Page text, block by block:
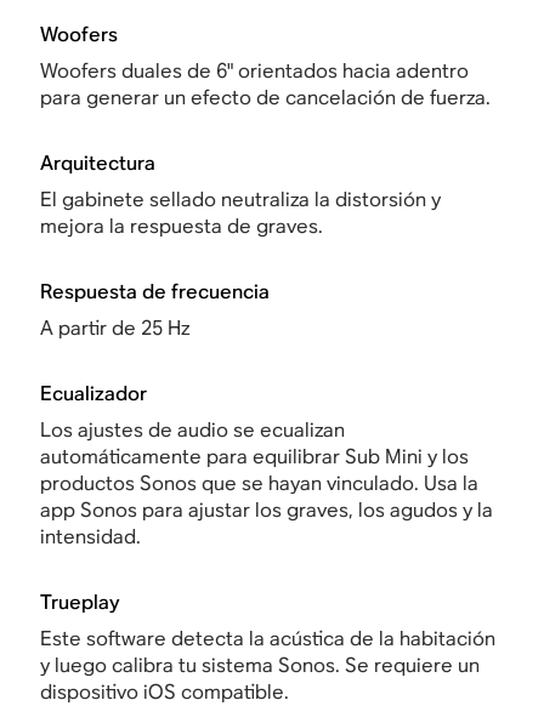
Woofers
Woofers duales de 6" orientados hacia adentro
para generar un efecto de cancelación de fuerza.
Arquitectura
El gabinete sellado neutraliza la distorsión y
mejora la respuesta de graves.
Respuesta de frecuencia
A partir de 25 Hz
Ecualizador
Los ajustes de audio se ecualizan
automáticamente para equilibrar Sub Mini y los
productos Sonos que se hayan vinculado. Usa la
app Sonos para ajustar los graves, los agudos y la
intensidad.
Trueplay
Este software detecta la acústica de la habitación
y luego calibra tu sistema Sonos. Se requiere un
dispositivo iOS compatible.